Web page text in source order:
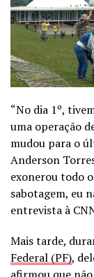
“No dia 1º,
uma operação
mudou para o
Anderson
exonerou todo
sabotagem, eu
entrevista à
Mais tarde,
Federal (PF),
afirmou que